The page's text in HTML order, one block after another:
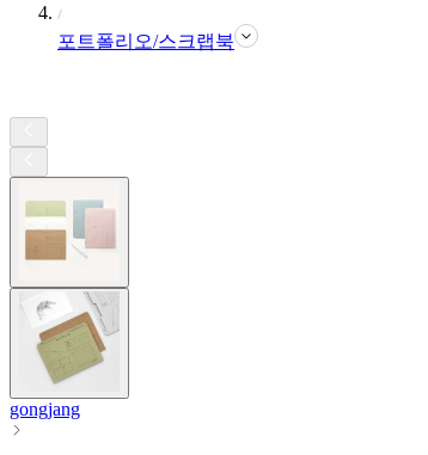
포트폴리오/스크랩북
gongjang